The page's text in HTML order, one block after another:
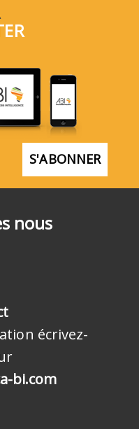
nous
écrivez-
bi.com
S'ABONNER